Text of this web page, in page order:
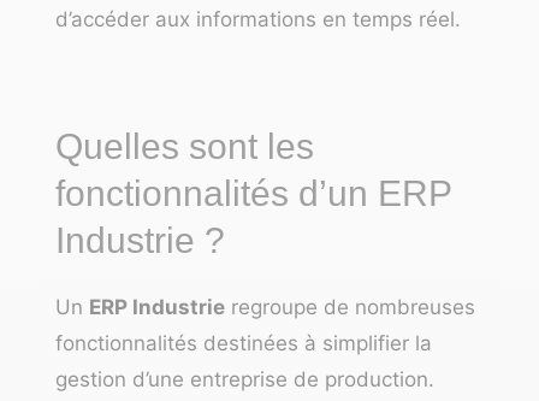
d’accéder aux informations en temps réel.
Quelles sont les
fonctionnalités d’un ERP
Industrie ?
Un ERP Industrie regroupe de nombreuses
fonctionnalités destinées à simplifier la
gestion d’une entreprise de production.